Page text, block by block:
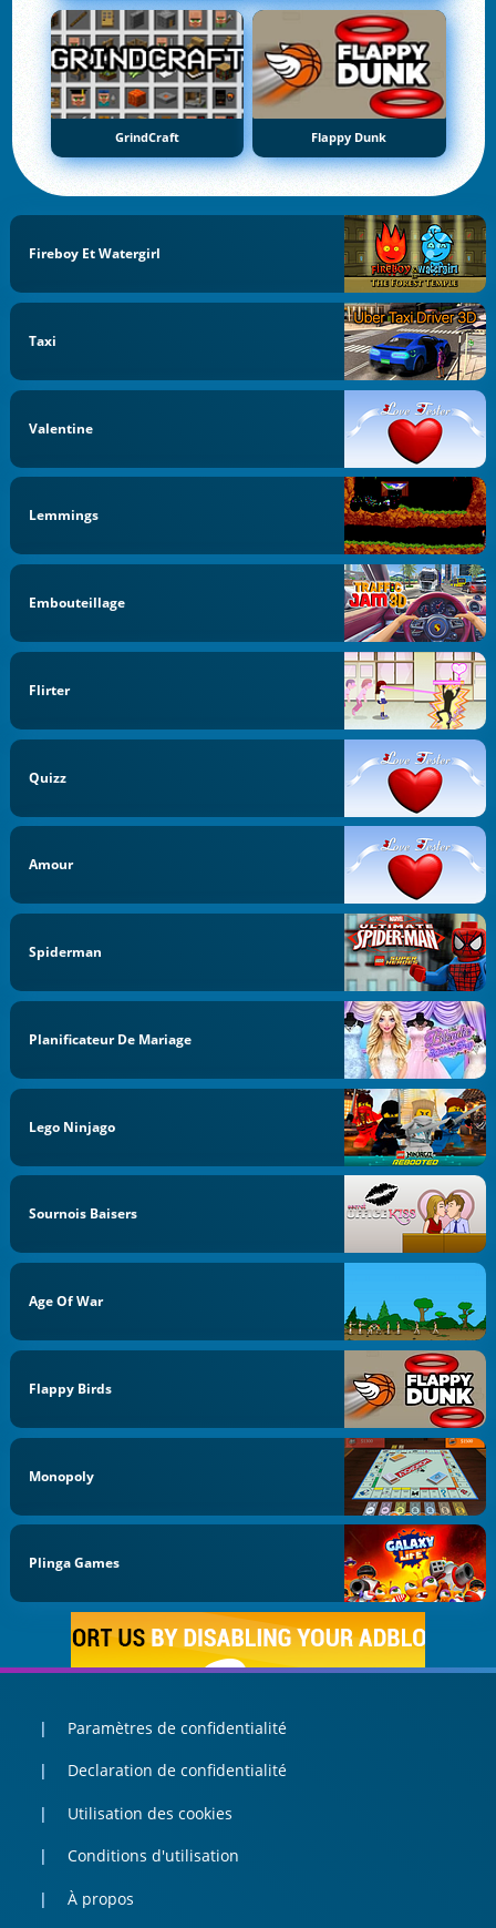
GrindCraft Flappy Dunk
Fireboy Et Watergirl
Taxi
Valentine
Lemmings
Embouteillage
Flirter
Quizz
Amour
Spiderman
Planificateur De Mariage
Lego Ninjago
Sournois Baisers
Age Of War
Flappy Birds
Monopoly
Plinga Games
Paramètres de confidentialité
Declaration de confidentialité
Utilisation des cookies
Conditions d'utilisation
À propos